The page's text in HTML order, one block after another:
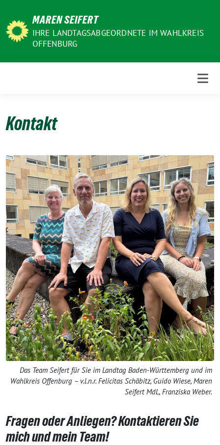
zum
Inhalt
MAREN SEIFERT
IHRE LANDTAGSABGEORDNETE IM WAHLKREIS
OFFENBURG
Kontakt
Das Team Seifert für Sie im Landtag Baden-Württemberg und im
Wahlkreis Offenburg – v.l.n.r. Felicitas Schäbitz, Guido Wiese, Maren
Seifert MdL, Franziska Weber.
Fragen oder Anliegen? Kontaktieren Sie
mich und mein Team!